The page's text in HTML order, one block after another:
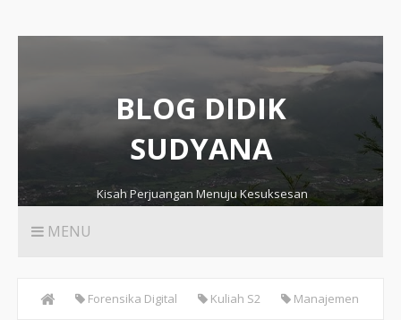
BLOG DIDIK
SUDYANA
Kisah Perjuangan Menuju Kesuksesan
didiksudyana.com
MENU
Forensika Digital Kuliah S2 Manajemen